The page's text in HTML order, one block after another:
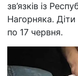
зв’язків із
Нагорняка. Діти
по 17 червня.